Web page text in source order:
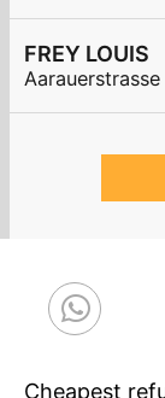
FREY LOUIS
Aarauerstrasse
Cheapest